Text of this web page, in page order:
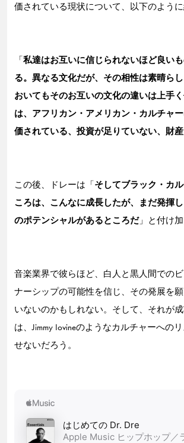
価されている現状について、以下のように
「私達はお互いに信じられないほど良い
る。異なる文化だが、その相性は素晴ら
おいてもそのお互いの文化の違いは上手
は、アフリカン・アメリカン・カルチャ
価されている、投資が足りていない、財産
この後、ドレーは「そしてブラック・カ
ころは、こんなに成長したが、まだ発揮
のポテンシャルがあるところだ」と付け加
音楽業界で彼らほど、白人と黒人間での
ナーシップの可能性を信じ、その発展を
いないのかもしれない。そして、それが
は、Jimmy Iovineのようなカルチャーへの
せないだろう。